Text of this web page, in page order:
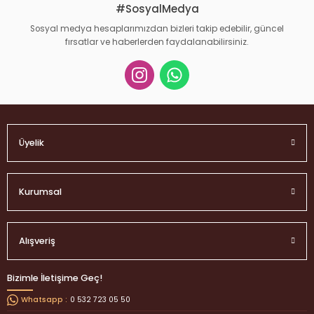
Gönder
#SosyalMedya
Sosyal medya hesaplarımızdan bizleri takip edebilir, güncel
fırsatlar ve haberlerden faydalanabilirsiniz.
Üyelik
Kurumsal
Alışveriş
Bizimle İletişime Geç!
Whatsapp : 0 532 723 05 50